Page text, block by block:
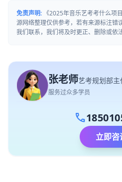
免责声明: 《2025年音乐艺考考什么项
源网络整理仅供参考，若有来源标注错
我们联系，我们将及时更正、删除或依
张老师艺考规划部主
服务过众多学员
call
立即咨